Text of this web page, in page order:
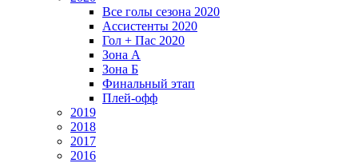
Все голы сезона 2020
Ассистенты 2020
Гол + Пас 2020
Зона А
Зона Б
Финальный этап
Плей-офф
2019
2018
2017
2016